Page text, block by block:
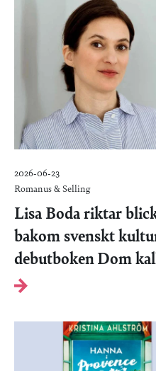
2026-06-23
Romanus & Selling
Lisa Boda riktar
bakom svenskt
debutboken Dom